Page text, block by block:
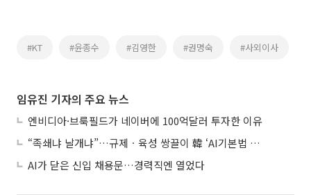
#KT #윤종수 #김영한 #권명숙 #사외이사
임유진 기자의 주요 뉴스
엔비디아·브룩필드가 네이버에 100억달러 투자한 이유
“족쇄냐 날개냐”…규제ㆍ육성 쌍끌이 韓 ‘AI기본법 개정안’ 오늘 시행
AI가 닫은 신입 채용문…경력직엔 열었다